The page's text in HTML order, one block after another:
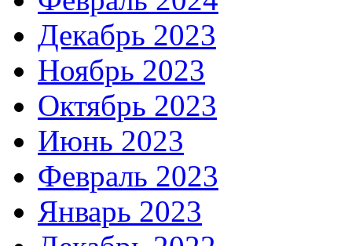
Декабрь 2023
Ноябрь 2023
Октябрь 2023
Июнь 2023
Февраль 2023
Январь 2023